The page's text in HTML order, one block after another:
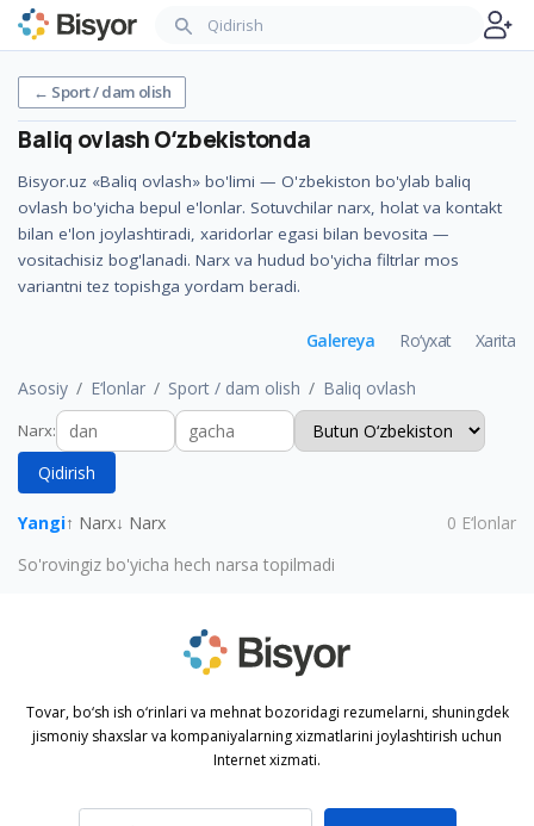
← Sport / dam olish
Baliq ovlashOʻzbekistonda
Bisyor.uz «Baliq ovlash» bo'limi — O'zbekiston bo'ylab baliq
ovlash bo'yicha bepul e'lonlar. Sotuvchilar narx, holat va kontakt
bilan e'lon joylashtiradi, xaridorlar egasi bilan bevosita —
vositachisiz bog'lanadi. Narx va hudud bo'yicha filtrlar mos
variantni tez topishga yordam beradi.
Asosiy E‘lonlar Sport / dam olish Baliq ovlash
Galereya Ro‘yxat Xarita
Narx:
Qidirish
Yangi↑ Narx↓ Narx 0 E‘lonlar
So'rovingiz bo'yicha hech narsa topilmadi
Tovar, bo‘sh ish o‘rinlari va mehnat bozoridagi rezumelarni, shuningdek
jismoniy shaxslar va kompaniyalarning xizmatlarini joylashtirish uchun
Internet xizmati.